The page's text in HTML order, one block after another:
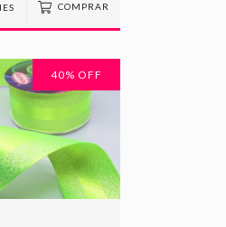
COMPRAR
40% OFF